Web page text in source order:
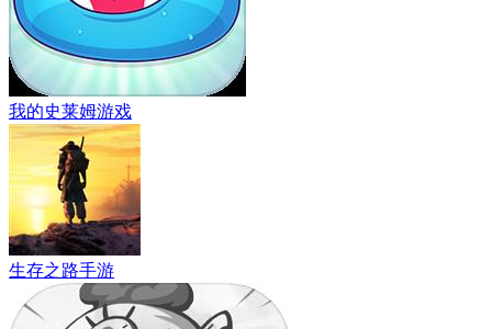
我的史莱姆游戏
生存之路手游